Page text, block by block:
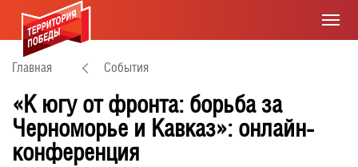
Главная События
«К югу от фронта: борьба за
Черноморье и Кавказ»: онлайн-
конференция